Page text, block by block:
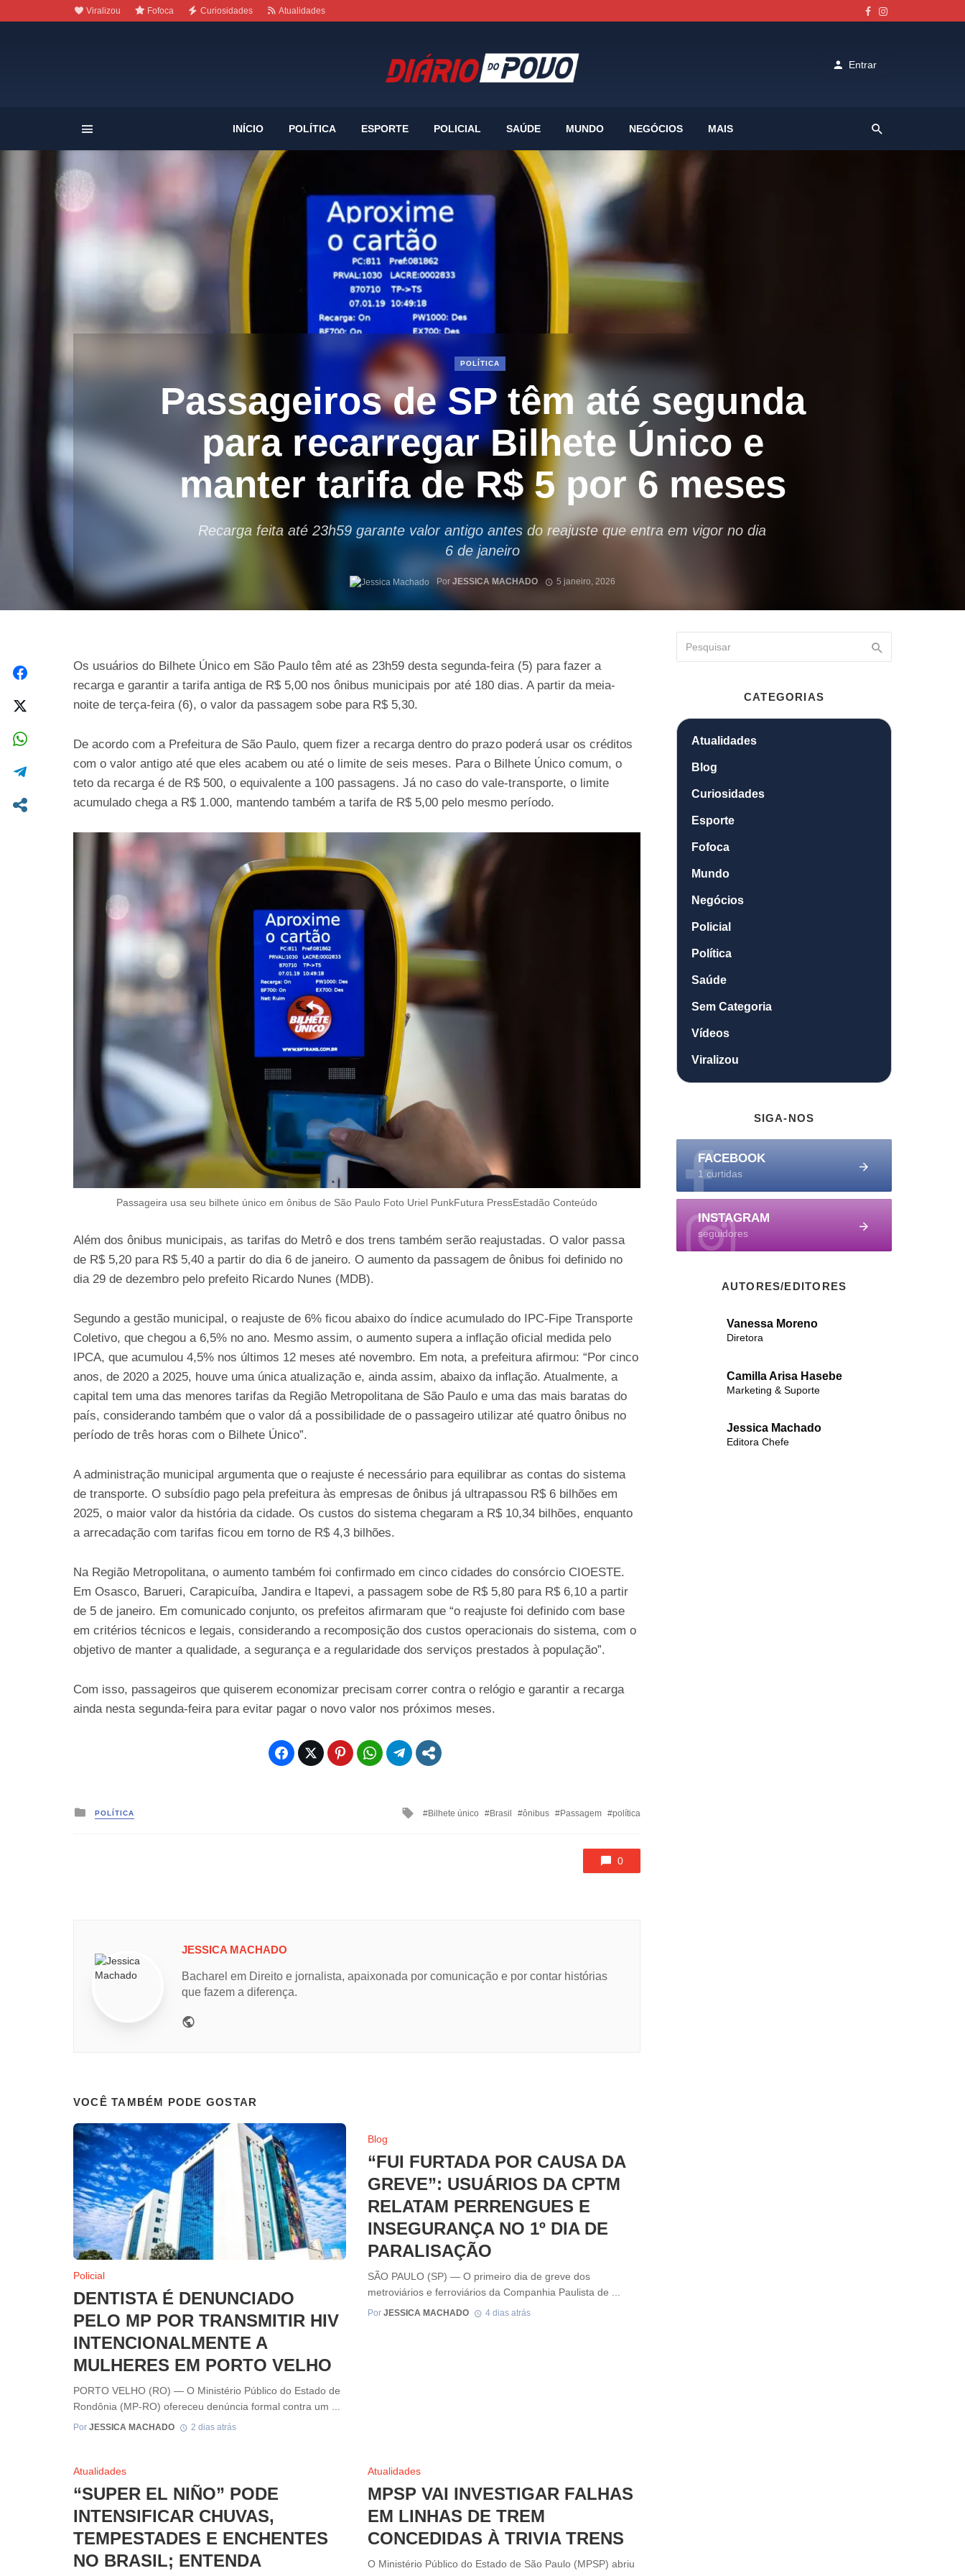
Viralizou Fofoca Curiosidades Atualidades
Entrar
INÍCIO POLÍTICA ESPORTE POLICIAL SAÚDE MUNDO NEGÓCIOS MAIS
POLÍTICA
Passageiros de SP têm até segunda
para recarregar Bilhete Único e
manter tarifa de R$ 5 por 6 meses
Recarga feita até 23h59 garante valor antigo antes do reajuste que entra em vigor no dia
6 de janeiro
PorJESSICA MACHADO 5 janeiro, 2026
Os usuários do Bilhete Único em São Paulo têm até as 23h59 desta segunda-feira (5) para fazer a
recarga e garantir a tarifa antiga de R$ 5,00 nos ônibus municipais por até 180 dias. A partir da meia-
noite de terça-feira (6), o valor da passagem sobe para R$ 5,30.
De acordo com a Prefeitura de São Paulo, quem fizer a recarga dentro do prazo poderá usar os créditos
com o valor antigo até que eles acabem ou até o limite de seis meses. Para o Bilhete Único comum, o
teto da recarga é de R$ 500, o equivalente a 100 passagens. Já no caso do vale-transporte, o limite
acumulado chega a R$ 1.000, mantendo também a tarifa de R$ 5,00 pelo mesmo período.
Passageira usa seu bilhete único em ônibus de São Paulo Foto Uriel PunkFutura PressEstadão Conteúdo
Além dos ônibus municipais, as tarifas do Metrô e dos trens também serão reajustadas. O valor passa
de R$ 5,20 para R$ 5,40 a partir do dia 6 de janeiro. O aumento da passagem de ônibus foi definido no
dia 29 de dezembro pelo prefeito Ricardo Nunes (MDB).
Segundo a gestão municipal, o reajuste de 6% ficou abaixo do índice acumulado do IPC-Fipe Transporte
Coletivo, que chegou a 6,5% no ano. Mesmo assim, o aumento supera a inflação oficial medida pelo
IPCA, que acumulou 4,5% nos últimos 12 meses até novembro. Em nota, a prefeitura afirmou: “Por cinco
anos, de 2020 a 2025, houve uma única atualização e, ainda assim, abaixo da inflação. Atualmente, a
capital tem uma das menores tarifas da Região Metropolitana de São Paulo e uma das mais baratas do
país, considerando também que o valor dá a possibilidade de o passageiro utilizar até quatro ônibus no
período de três horas com o Bilhete Único”.
A administração municipal argumenta que o reajuste é necessário para equilibrar as contas do sistema
de transporte. O subsídio pago pela prefeitura às empresas de ônibus já ultrapassou R$ 6 bilhões em
2025, o maior valor da história da cidade. Os custos do sistema chegaram a R$ 10,34 bilhões, enquanto
a arrecadação com tarifas ficou em torno de R$ 4,3 bilhões.
Na Região Metropolitana, o aumento também foi confirmado em cinco cidades do consórcio CIOESTE.
Em Osasco, Barueri, Carapicuíba, Jandira e Itapevi, a passagem sobe de R$ 5,80 para R$ 6,10 a partir
de 5 de janeiro. Em comunicado conjunto, os prefeitos afirmaram que “o reajuste foi definido com base
em critérios técnicos e legais, considerando a recomposição dos custos operacionais do sistema, com o
objetivo de manter a qualidade, a segurança e a regularidade dos serviços prestados à população”.
Com isso, passageiros que quiserem economizar precisam correr contra o relógio e garantir a recarga
ainda nesta segunda-feira para evitar pagar o novo valor nos próximos meses.
Posted
in
POLÍTICA
Tagged
Bilhete único Brasil ônibus Passagem política
0
JESSICA MACHADO
Bacharel em Direito e jornalista, apaixonada por comunicação e por contar histórias
que fazem a diferença.
VOCÊ TAMBÉM PODE GOSTAR
Policial
DENTISTA É DENUNCIADO
PELO MP POR TRANSMITIR HIV
INTENCIONALMENTE A
MULHERES EM PORTO VELHO
PORTO VELHO (RO) — O Ministério Público do Estado de
Rondônia (MP-RO) ofereceu denúncia formal contra um ...
Por JESSICA MACHADO 2 dias atrás
Blog
“FUI FURTADA POR CAUSA DA
GREVE”: USUÁRIOS DA CPTM
RELATAM PERRENGUES E
INSEGURANÇA NO 1º DIA DE
PARALISAÇÃO
SÃO PAULO (SP) — O primeiro dia de greve dos
metroviários e ferroviários da Companhia Paulista de ...
Por JESSICA MACHADO 4 dias atrás
Atualidades
“SUPER EL NIÑO” PODE
INTENSIFICAR CHUVAS,
TEMPESTADES E ENCHENTES
NO BRASIL; ENTENDA
Atualidades
MPSP VAI INVESTIGAR FALHAS
EM LINHAS DE TREM
CONCEDIDAS À TRIVIA TRENS
O Ministério Público do Estado de São Paulo (MPSP) abriu
CATEGORIAS
Atualidades
Blog
Curiosidades
Esporte
Fofoca
Mundo
Negócios
Policial
Política
Saúde
Sem Categoria
Vídeos
Viralizou
SIGA-NOS
FACEBOOK
1 curtidas
INSTAGRAM
seguidores
AUTORES/EDITORES
Vanessa Moreno
Diretora
Camilla Arisa Hasebe
Marketing & Suporte
Jessica Machado
Editora Chefe